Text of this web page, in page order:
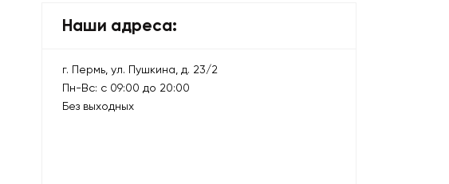
Наши адреса:
г. Пермь, ул. Пушкина, д. 23/2
Пн-Вс: с 09:00 до 20:00
Без выходных